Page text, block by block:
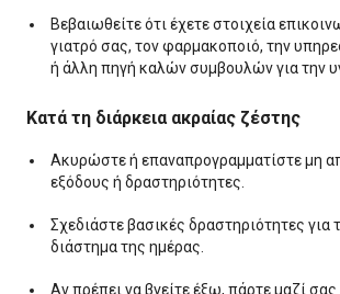
Βεβαιωθείτε ότι έχετε στοιχεία
γιατρό σας, τον φαρμακοποιό, την
ή άλλη πηγή καλών συμβουλών για την
Κατά τη διάρκεια ακραίας ζέστης
Ακυρώστε ή επαναπρογραμματίστε μη
εξόδους ή δραστηριότητες.
Σχεδιάστε βασικές δραστηριότητες για
διάστημα της ημέρας.
Αν πρέπει να βγείτε έξω, πάρτε μαζί